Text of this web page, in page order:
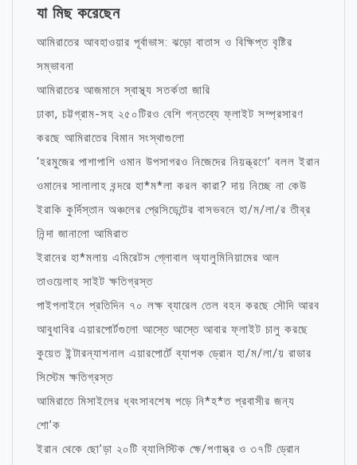
যা মিছ করেছেন
আমিরাতের আবহাওয়ার পূর্বাভাস: ঝড়ো বাতাস ও বিক্ষিপ্ত বৃষ্টির
সম্ভাবনা
আমিরাতের আজমানে স্বাস্থ্য সতর্কতা জারি
ঢাকা, চট্টগ্রাম-সহ ২৫০টিরও বেশি গন্তব্যে ফ্লাইট সম্প্রসারণ
করছে আমিরাতের বিমান সংস্থাগুলো
‘হরমুজের পাশাপাশি ওমান উপসাগরও নিজেদের নিয়ন্ত্রণে’ বলল ইরান
ওমানের সালালাহ বন্দরে হা*ম*লা করল কারা? দায় নিচ্ছে না কেউ
ইরাকি কুর্দিস্তান অঞ্চলের প্রেসিডেন্টের বাসভবনে হা/ম/লা/র তীব্র
নিন্দা জানালো আমিরাত
ইরানের হা*মলায় এমিরেটস গ্লোবাল অ্যালুমিনিয়ামের আল
তাওয়েলাহ সাইট ক্ষতিগ্রস্ত
পাইপলাইনে প্রতিদিন ৭০ লক্ষ ব্যারেল তেল বহন করছে সৌদি আরব
আবুধাবির এয়ারপোর্টগুলো আস্তে আস্তে আবার ফ্লাইট চালু করছে
কুয়েত ইন্টারন্যাশনাল এয়ারপোর্টে ব্যাপক ড্রোন হা/ম/লা/য় রাডার
সিস্টেম ক্ষতিগ্রস্ত
আমিরাতে মিসাইলের ধ্বংসাবশেষ পড়ে নি*হ*ত প্রবাসীর জন্য
শো’ক
ইরান থেকে ছো’ড়া ২০টি ব্যালিস্টিক ক্ষে/পণাস্ত্র ও ৩৭টি ড্রোন